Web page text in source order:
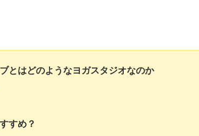
とはどのようなヨガスタジオなのか
すめ？